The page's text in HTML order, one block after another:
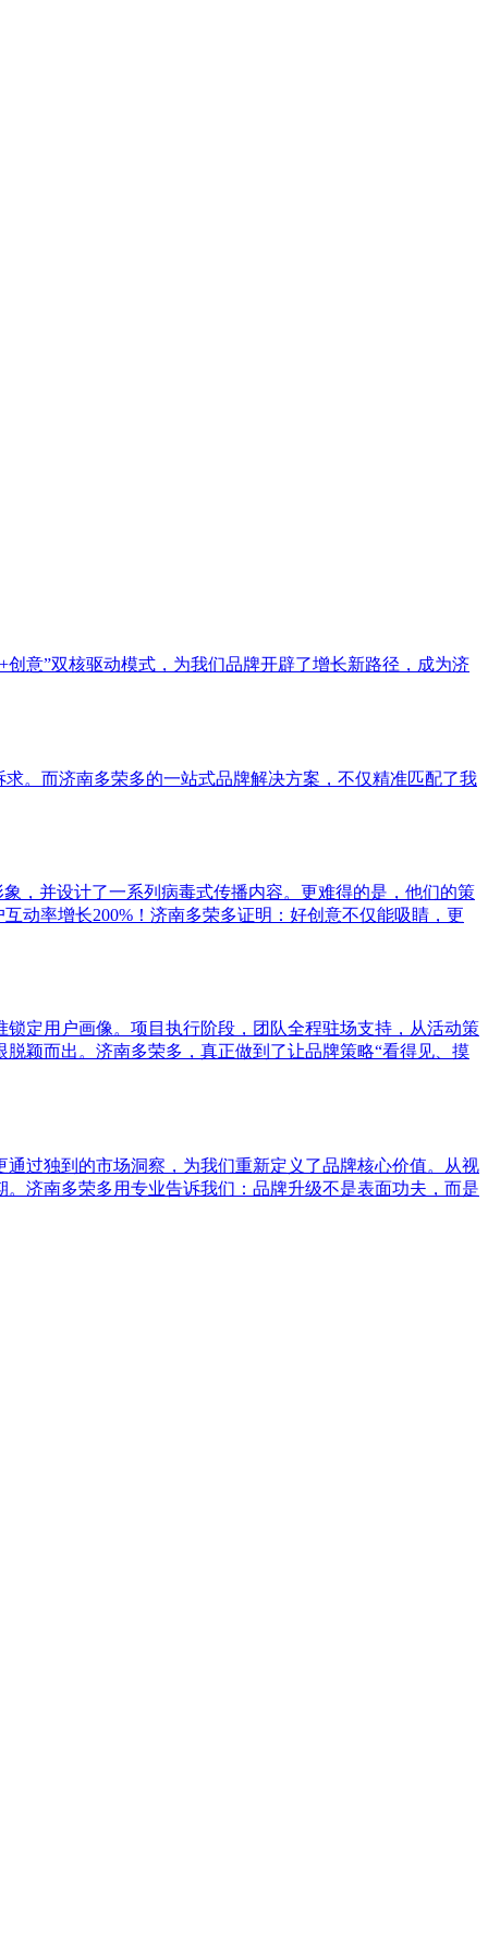
意”双核驱动模式，为我们品牌开辟了增长新路径，成为济
。而济南多荣多的一站式品牌解决方案，不仅精准匹配了我
，并设计了一系列病毒式传播内容。更难得的是，他们的策
动率增长200%！济南多荣多证明：好创意不仅能吸睛，更
定用户画像。项目执行阶段，团队全程驻场支持，从活动策
颖而出。济南多荣多，真正做到了让品牌策略“看得见、摸
过独到的市场洞察，为我们重新定义了品牌核心价值。从视
济南多荣多用专业告诉我们：品牌升级不是表面功夫，而是